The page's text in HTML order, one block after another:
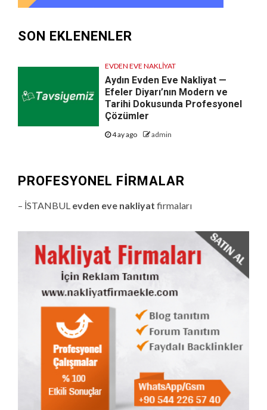
SON EKLENENLER
EVDEN EVE NAKLIYAT
Aydın Evden Eve Nakliyat —
Efeler Diyarı’nın Modern ve
Tarihi Dokusunda Profesyonel
Çözümler
4 ay ago admin
PROFESYONEL FIRMALAR
– İSTANBUL evden eve nakliyat firmaları